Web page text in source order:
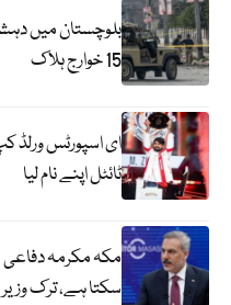
بلوچستان میں
15 خوارج ہلاک
ٹائٹل اپنے نام لیا
مکہ مکرمہ
سکتا ہے، ترک